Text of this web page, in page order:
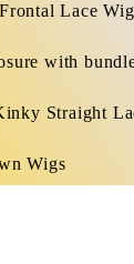
Lace Wig
with
Straight
Wigs